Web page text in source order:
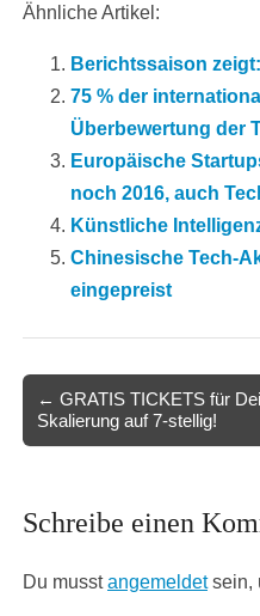
Ähnliche Artikel:
Berichtssaison
75 % der
Überbewertung der
Europäische
noch 2016, auch
Künstliche
Chinesische Tech-
eingepreist
Post
navigation
← GRATIS TICKETS für
Skalierung auf 7-stellig!
Schreibe einen
Du musstangemeldetsein,